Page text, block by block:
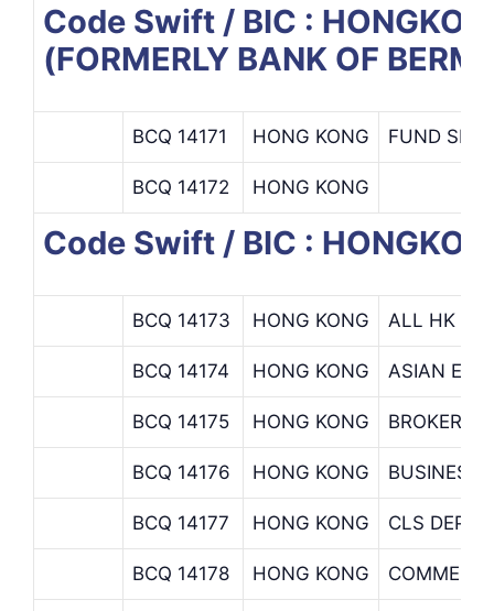
Code Swift / BIC :
(FORMERLY BANK OF
BCQ 14171 HONG KONG FUND
BCQ 14172 HONG KONG
Code Swift / BIC :
BCQ 14173 HONG KONG ALL HK
BCQ 14174 HONG KONG ASIAN
BCQ 14175 HONG KONG BROKER
BCQ 14176 HONG KONG BUSINESS
BCQ 14177 HONG KONG CLS
BCQ 14178 HONG KONG